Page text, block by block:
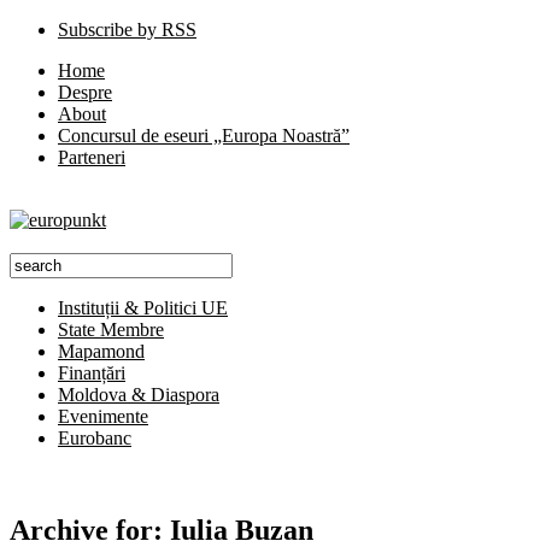
Subscribe by RSS
Home
Despre
About
Concursul de eseuri „Europa Noastră”
Parteneri
Instituții & Politici UE
State Membre
Mapamond
Finanțări
Moldova & Diaspora
Evenimente
Eurobanc
Archive for: Iulia Buzan